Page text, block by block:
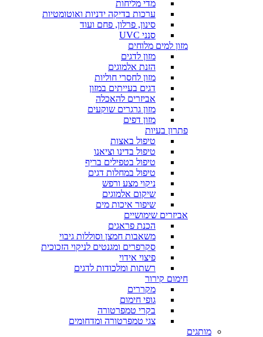
מדי מליחות
ערכות בדיקה ידניות ואוטומטיות
סינון, פרלון, פחם ועוד
סנני UVC
מזון למים מלוחים
מזון לדגים
הזנת אלמוגים
מזון לחסרי חוליות
דגים בעייתים במזון
אביזרים להאכלה
מזון גרגרים שוקעים
מזון דפים
פתרון בעיות
טיפול באצות
טיפול בדינו וציאנו
טיפול בטפילים בריף
טיפול במחלות דגים
ניקוי מצע ורפש
שיקום אלמוגים
שיפור איכות מים
אביזרים שימושיים
הכנת פראגים
משאבות חמצן וסוללות גיבוי
סקרפרים ומגנטים לניקוי הזכוכית
פיצוי אידוי
רשתות ומלכודות לדגים
חימום קירור
מקררים
גופי חימום
בקרי טמפרטורה
צגי טמפרטורה ומדחומים
מותגים